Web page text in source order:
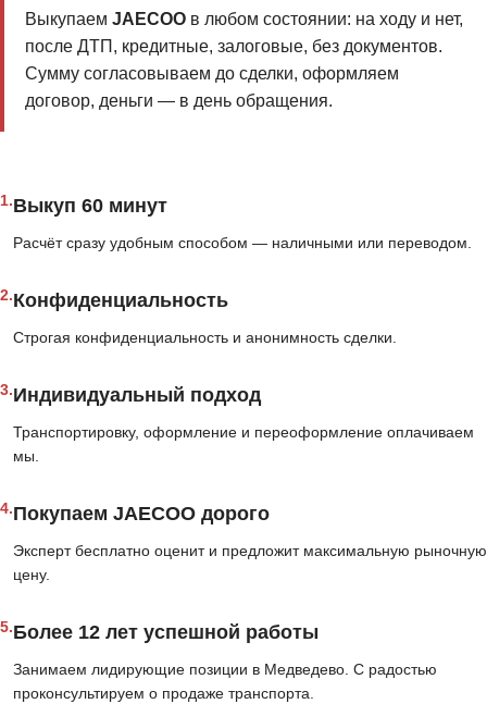
Выкупаем JAECOOв любом состоянии: на ходу и нет,
после ДТП, кредитные, залоговые, без документов.
Сумму согласовываем до сделки, оформляем
договор, деньги — в день обращения.
1.Выкуп 60 минут
Расчёт сразу удобным способом — наличными или переводом.
2.Конфиденциальность
Строгая конфиденциальность и анонимность сделки.
3.Индивидуальный подход
Транспортировку, оформление и переоформление оплачиваем
мы.
4.Покупаем JAECOO дорого
Эксперт бесплатно оценит и предложит максимальную рыночную
цену.
5.Более 12 лет успешной работы
Занимаем лидирующие позиции в Медведево. С радостью
проконсультируем о продаже транспорта.